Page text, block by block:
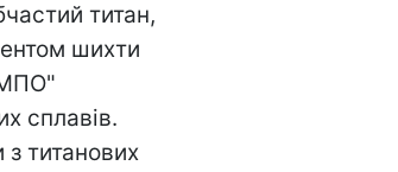
титан,
шихти
сплавів.
з титанових